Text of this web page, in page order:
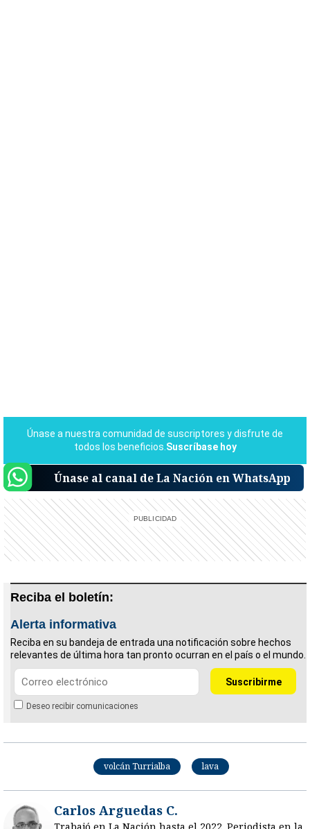
Únase al canal de La Nación en WhatsApp
Reciba el boletín:
Alerta informativa
Reciba en su bandeja de entrada una notificación sobre hechos
relevantes de última hora tan pronto ocurran en el país o el mundo.
Deseo recibir comunicaciones
volcán Turrialba lava
Carlos Arguedas C.
Trabajó en La Nación hasta el 2022. Periodista en la